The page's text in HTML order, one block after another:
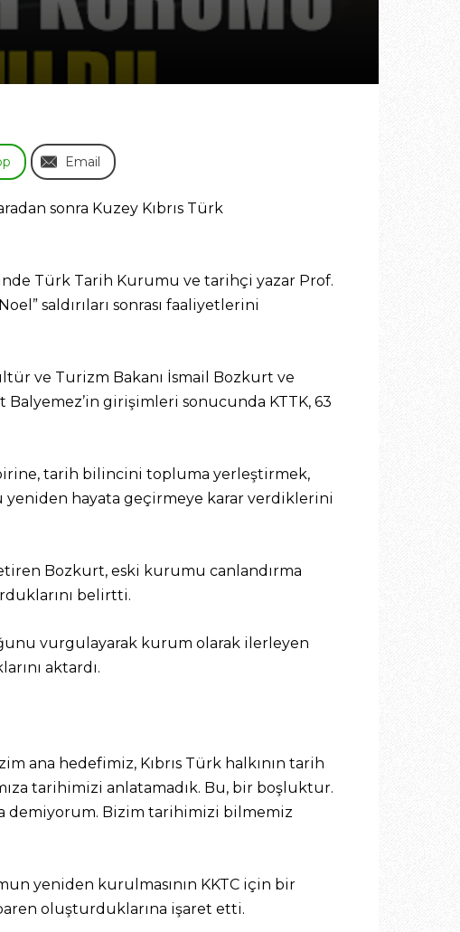
Email
sonra Kuzey Kıbrıs Türk
Türk Tarih Kurumu ve tarihçi yazar Prof.
saldırıları sonrası faaliyetlerini
ve Turizm Bakanı İsmail Bozkurt ve
girişimleri sonucunda KTTK, 63
tarih bilincini topluma yerleştirmek,
yeniden hayata geçirmeye karar verdiklerini
Bozkurt, eski kurumu canlandırma
belirtti.
vurgulayarak kurum olarak ilerleyen
aktardı.
ana hedefimiz, Kıbrıs Türk halkının tarih
tarihimizi anlatamadık. Bu, bir boşluktur.
demiyorum. Bizim tarihimizi bilmemiz
yeniden kurulmasının KKTC için bir
oluşturduklarına işaret etti.